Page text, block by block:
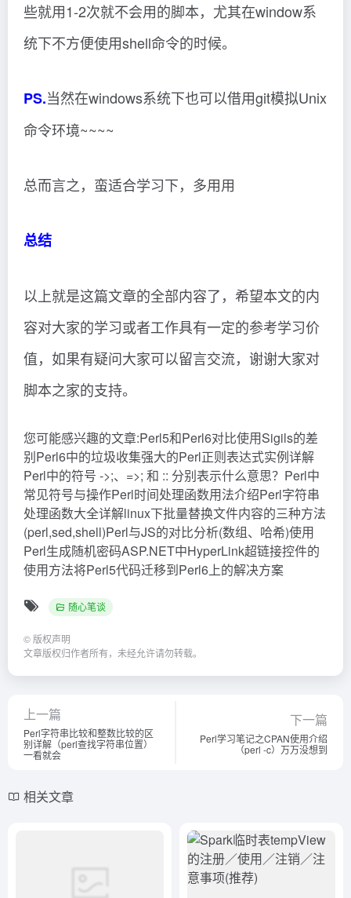
些就用1-2次就不会用的脚本，尤其在window系
统下不方便使用shell命令的时候。
PS.当然在windows系统下也可以借用git模拟Unix
命令环境~~~~
总而言之，蛮适合学习下，多用用
总结
以上就是这篇文章的全部内容了，希望本文的内
容对大家的学习或者工作具有一定的参考学习价
值，如果有疑问大家可以留言交流，谢谢大家对
脚本之家的支持。
您可能感兴趣的文章:Perl5和Perl6对比使用Sigils的差
别Perl6中的垃圾收集强大的Perl正则表达式实例详解
Perl中的符号 ->;、=>; 和 :: 分别表示什么意思？Perl中
常见符号与操作Perl时间处理函数用法介绍Perl字符串
处理函数大全详解linux下批量替换文件内容的三种方法
(perl,sed,shell)Perl与JS的对比分析(数组、哈希)使用
Perl生成随机密码ASP.NET中HyperLink超链接控件的
使用方法将Perl5代码迁移到Perl6上的解决方案
随心笔谈
© 版权声明
文章版权归作者所有，未经允许请勿转载。
上一篇
Perl字符串比较和整数比较的区
别详解（perl查找字符串位置）
一看就会
下一篇
Perl学习笔记之CPAN使用介绍
（perl -c）万万没想到
相关文章